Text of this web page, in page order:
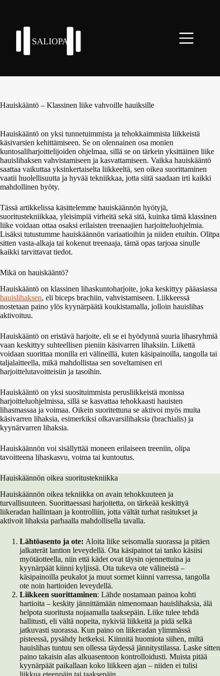
Hauiskääntö – Klassinen liike vahvoille hauiksille
Hauiskääntö on yksi tunnetuimmista ja tehokkaimmista liikkeistä
käsivarsien kehittämiseen. Se on olennainen osa monien
kuntosaliharjoittelijoiden ohjelmaa, sillä se on tärkein yksittäinen liike
hauislihaksen vahvistamiseen ja kasvattamiseen. Vaikka hauiskääntö
saattaa vaikuttaa yksinkertaiselta liikkeeltä, sen oikea suorittaminen
vaatii huolellisuutta ja hyvää tekniikkaa, jotta siitä saadaan irti kaikki
mahdollinen hyöty.
Tässä artikkelissa käsittelemme hauiskäännön hyötyjä,
suoritustekniikkaa, yleisimpiä virheitä sekä sitä, kuinka tämä klassinen
liike voidaan ottaa osaksi erilaisten treenaajien harjoitteluohjelmia.
Lisäksi tutustumme hauiskäännön variaatioihin ja niiden etuihin. Olitpa
sitten vasta-alkaja tai kokenut treenaaja, tämä opas tarjoaa sinulle
kaikki tarvittavat tiedot.
Mikä on hauiskääntö?
Hauiskääntö on klassinen lihaskuntoharjoite, joka keskittyy pääasiassa
hauislihaksen, eli biceps brachiin, vahvistamiseen. Liikkeessä
nostetaan paino ylös kyynärpäätä koukistamalla, jolloin hauislihas
aktivoituu.
Hauiskääntö on eristävä harjoite, eli se ei hyödynnä suuria lihasryhmiä
vaan keskittyy suhteellisen pieniin käsivarren lihaksiin. Liikettä
voidaan suorittaa monilla eri välineillä, kuten käsipainoilla, tangolla tai
taljalaitteella, mikä mahdollistaa sen soveltamisen eri
harjoittelutavoitteisiin ja tasoihin.
Hauiskääntö on yksi suosituimmista perusliikkeistä monissa
harjoitteluohjelmissa, sillä se kasvattaa tehokkaasti hauisten
lihasmassaa ja voimaa. Oikein suoritettuna se aktivoi myös muita
käsivarren lihaksia, esimerkiksi olkavarsilihaksia (brachialis) ja
kyynärvarren lihaksia.
Hauiskäännön voi sisällyttää moneen erilaiseen treeniin, olipa
tavoitteena lihaskasvu, voima tai kuntoutus.
Hauiskäännön oikea suoritustekniikka
Hauiskäännön oikea tekniikka on avain tehokkuuteen ja
turvallisuuteen. Suorittaessasi harjoitetta, on tärkeää keskittyä
liikeradan hallintaan ja kontrolliin, jotta vältät turhat rasitukset ja
aktivoit lihaksia parhaalla mahdollisella tavalla.
Lähtöasento ja ote: Aloita liike seisomalla suorassa ja pitäen
jalkaterät lantion leveydellä. Ota käsipainot tai tanko käsiisi
myötäotteella, niin että kädet ovat täysin ojennettuina ja
kyynärpäät kiinni kyljissä. Ota tukeva ote välineistä –
käsipainoilla peukalot ja muut sormet kiinni varressa, tangolla
ote noin hartioiden leveydellä.
Liikkeen suorittaminen: Lähde nostamaan painoa kohti
hartioita – keskity jännittämään nimenomaan hauislihaksia, älä
helpota suoritusta nojaamalla taaksepäin. Liike tulee tehdä
hallitusti, eli vältä nopeita, nykiviä liikkeitä ja pidä selkä
jatkuvasti suorassa. Kun paino on liikeradan ylimmässä
pisteessä, pysähdy hetkeksi. Kiinnitä huomiota siihen, miltä
hauislihas tuntuu sen ollessa täydessä jännitystilassa. Laske sitten
paino takaisin alas alkuasentoon kontrolloidusti. Muista pitää
kyynärpäät paikallaan koko liikkeen ajan – niiden ei tulisi
liikkua eteenpäin tai taaksepäin.